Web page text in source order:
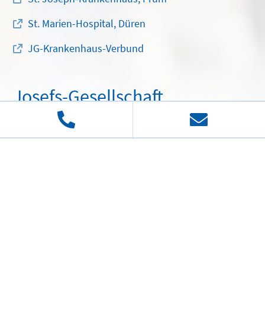
52353 Düren
Tel.:02421 805-0
Für Anfragen per E-Mail nutzen Sie bitte unser
Kontaktformular